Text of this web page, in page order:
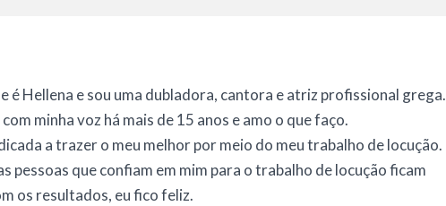
é Hellena e sou uma dubladora, cantora e atriz profissional grega.
minha voz há mais de 15 anos e amo o que faço.
a trazer o meu melhor por meio do meu trabalho de locução.
pessoas que confiam em mim para o trabalho de locução ficam
os resultados, eu fico feliz.